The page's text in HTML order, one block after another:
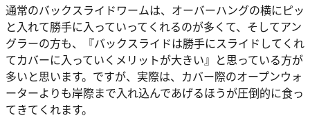
通常のバックスライドワームは、オーバーハングの横にピッ
と入れて勝手に入っていってくれるのが多くて、そしてアン
グラーの方も、『バックスライドは勝手にスライドしてくれ
てカバーに入っていくメリットが大きい』と思っている方が
多いと思います。ですが、実際は、カバー際のオープンウォ
ーターよりも岸際まで入れ込んであげるほうが圧倒的に食っ
てきてくれます。